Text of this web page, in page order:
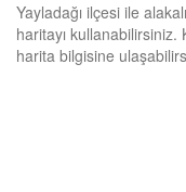
Yayladağı ilçesi ile
haritayı
harita bilgisine